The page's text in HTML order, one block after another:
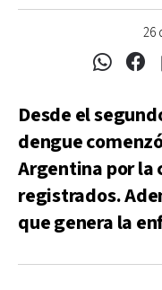
26
Desde el
dengue
Argentina por la
registrados.
que genera la